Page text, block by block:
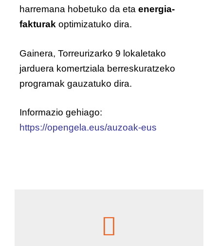
harremana hobetuko da eta energia-
fakturak optimizatuko dira.
Gainera, Torreurizarko 9 lokaletako
jarduera komertziala berreskuratzeko
programak gauzatuko dira.
Informazio gehiago:
https://opengela.eus/auzoak-eus